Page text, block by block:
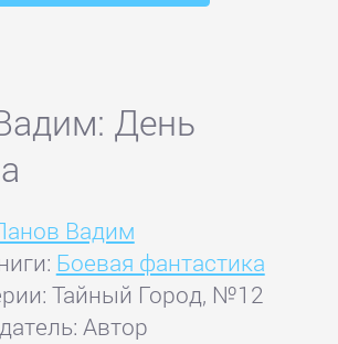
День
Вадим
Боевая фантастика
Тайный Город, №12
Автор